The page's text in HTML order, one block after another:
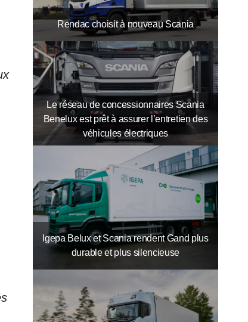
Rendac choisit à nouveau Scania
Le réseau de concessionnaires Scania
Benelux est prêt à assurer l’entretien des
véhicules électriques
Igepa Belux et Scania rendent Gand plus
durable et plus silencieuse